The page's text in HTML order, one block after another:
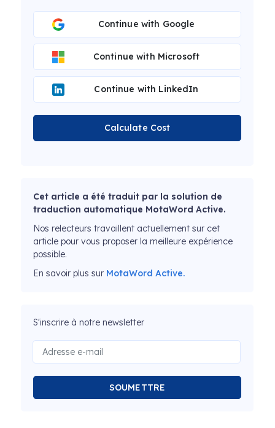
Continue with Google
Continue with Microsoft
Continue with LinkedIn
Calculate Cost
Cet article a été traduit par la solution de
traduction automatique MotaWord Active.
Nos relecteurs travaillent actuellement sur cet
article pour vous proposer la meilleure expérience
possible.
En savoir plus sur MotaWord Active.
S'inscrire à notre newsletter
SOUMETTRE